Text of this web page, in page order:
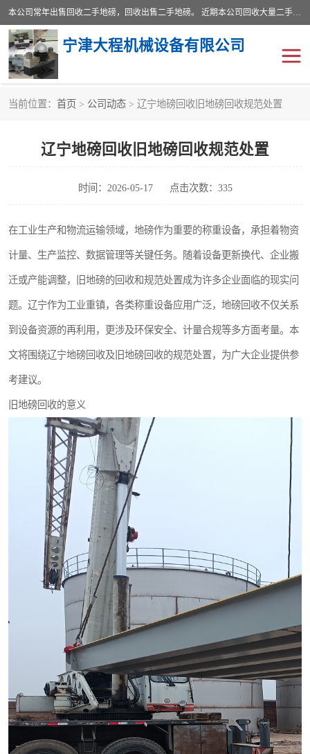
本公司常年出售回收二手地磅，回收出售二手地磅。 近期本公司回收大量二手地磅，型号齐全，宽度从2米到3.5米，长度5米到25米，承重吨位从10到200吨，成色7—9成新。 ? 使用年限6个月至2年，产品来源于个人闲置品，工矿企业停用品，因小换大而来。 精准度和新的一样， 二手地磅是内行人的选择，打个电话就省钱朋友您好等什么
宁津大程机械设备有限公司
当前位置： 首页 > 公司动态 > 辽宁地磅回收旧地磅回收规范处置
辽宁地磅回收旧地磅回收规范处置
时间：2026-05-17 点击次数：335
在工业生产和物流运输领域，地磅作为重要的称重设备，承担着物资
计量、生产监控、数据管理等关键任务。随着设备更新换代、企业搬
迁或产能调整，旧地磅的回收和规范处置成为许多企业面临的现实问
题。辽宁作为工业重镇，各类称重设备应用广泛，地磅回收不仅关系
到设备资源的再利用，更涉及环保安全、计量合规等多方面考量。本
文将围绕辽宁地磅回收及旧地磅回收的规范处置，为广大企业提供参
考建议。
旧地磅回收的意义
地磅传感器 废纸打包机
食品烘干机
装载机电子秤 输送机
半自动输送机 全自动输送机
撕碎机 木材撕碎机
塑料撕碎机 金属撕碎机